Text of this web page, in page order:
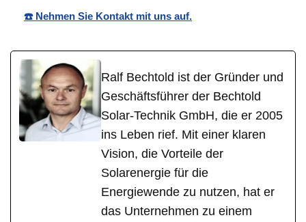
☎️ Nehmen Sie Kontakt mit uns auf.
Ralf Bechtold ist der Gründer und
Geschäftsführer der Bechtold
Solar-Technik GmbH, die er 2005
ins Leben rief. Mit einer klaren
Vision, die Vorteile der
Solarenergie für die
Energiewende zu nutzen, hat er
das Unternehmen zu einem